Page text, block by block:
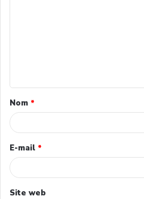
Nom *
E-mail *
Site web